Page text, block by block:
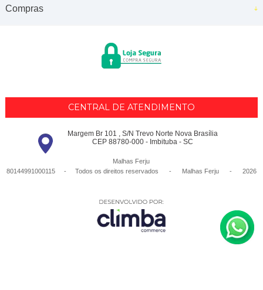
Compras
CENTRAL DE ATENDIMENTO
Margem Br 101 , S/N Trevo Norte Nova Brasília
CEP 88780-000 - Imbituba - SC
Malhas Ferju
80144991000115 - Todos os direitos reservados
- Malhas Ferju - 2026